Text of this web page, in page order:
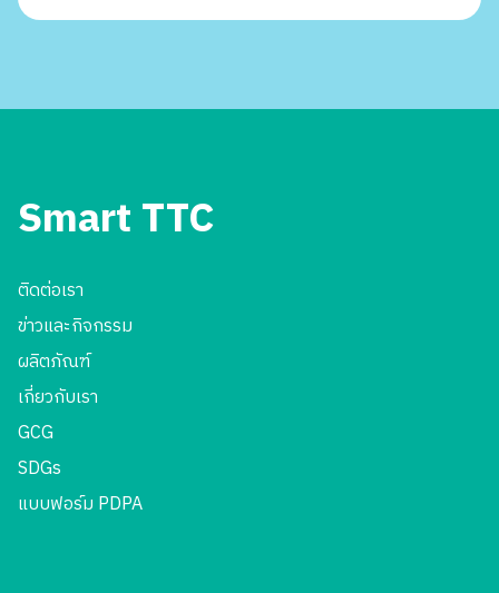
Smart TTC
ติดต่อเรา
ข่าวและกิจกรรม
ผลิตภัณฑ์
เกี่ยวกับเรา
GCG
SDGs
แบบฟอร์ม PDPA